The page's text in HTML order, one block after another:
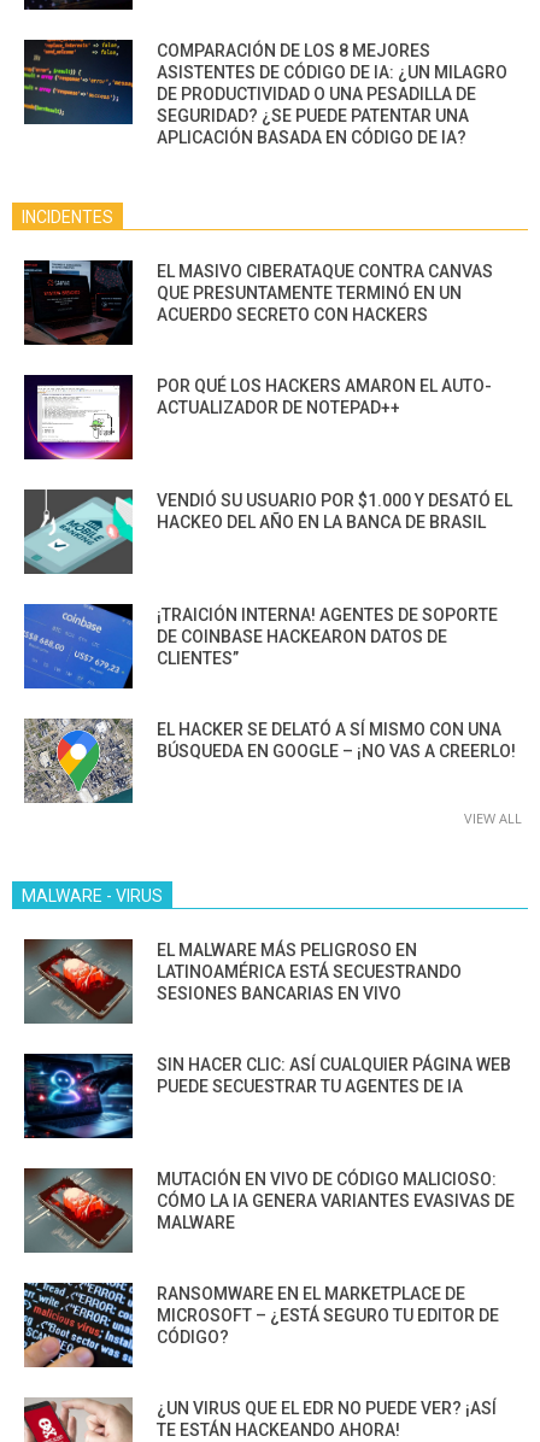
COMPARACIÓN DE LOS 8 MEJORES
ASISTENTES DE CÓDIGO DE IA: ¿UN MILAGRO
DE PRODUCTIVIDAD O UNA PESADILLA DE
SEGURIDAD? ¿SE PUEDE PATENTAR UNA
APLICACIÓN BASADA EN CÓDIGO DE IA?
INCIDENTES
EL MASIVO CIBERATAQUE CONTRA CANVAS
QUE PRESUNTAMENTE TERMINÓ EN UN
ACUERDO SECRETO CON HACKERS
POR QUÉ LOS HACKERS AMARON EL AUTO-
ACTUALIZADOR DE NOTEPAD++
VENDIÓ SU USUARIO POR $1.000 Y DESATÓ EL
HACKEO DEL AÑO EN LA BANCA DE BRASIL
¡TRAICIÓN INTERNA! AGENTES DE SOPORTE
DE COINBASE HACKEARON DATOS DE
CLIENTES”
EL HACKER SE DELATÓ A SÍ MISMO CON UNA
BÚSQUEDA EN GOOGLE – ¡NO VAS A CREERLO!
VIEW ALL
MALWARE - VIRUS
EL MALWARE MÁS PELIGROSO EN
LATINOAMÉRICA ESTÁ SECUESTRANDO
SESIONES BANCARIAS EN VIVO
SIN HACER CLIC: ASÍ CUALQUIER PÁGINA WEB
PUEDE SECUESTRAR TU AGENTES DE IA
MUTACIÓN EN VIVO DE CÓDIGO MALICIOSO:
CÓMO LA IA GENERA VARIANTES EVASIVAS DE
MALWARE
RANSOMWARE EN EL MARKETPLACE DE
MICROSOFT – ¿ESTÁ SEGURO TU EDITOR DE
CÓDIGO?
¿UN VIRUS QUE EL EDR NO PUEDE VER? ¡ASÍ
TE ESTÁN HACKEANDO AHORA!